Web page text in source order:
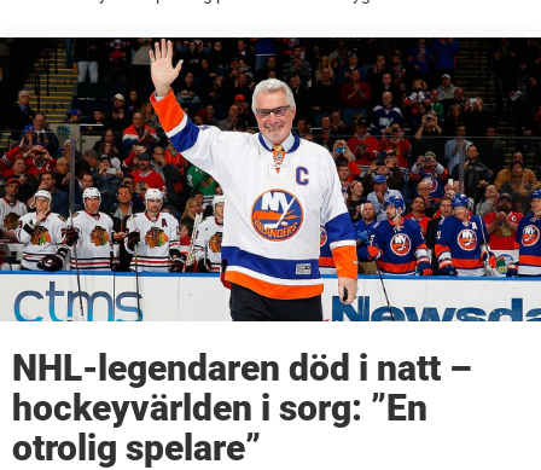
NHL-legendaren död i natt –
hockeyvärlden i sorg: ”En
otrolig spelare”